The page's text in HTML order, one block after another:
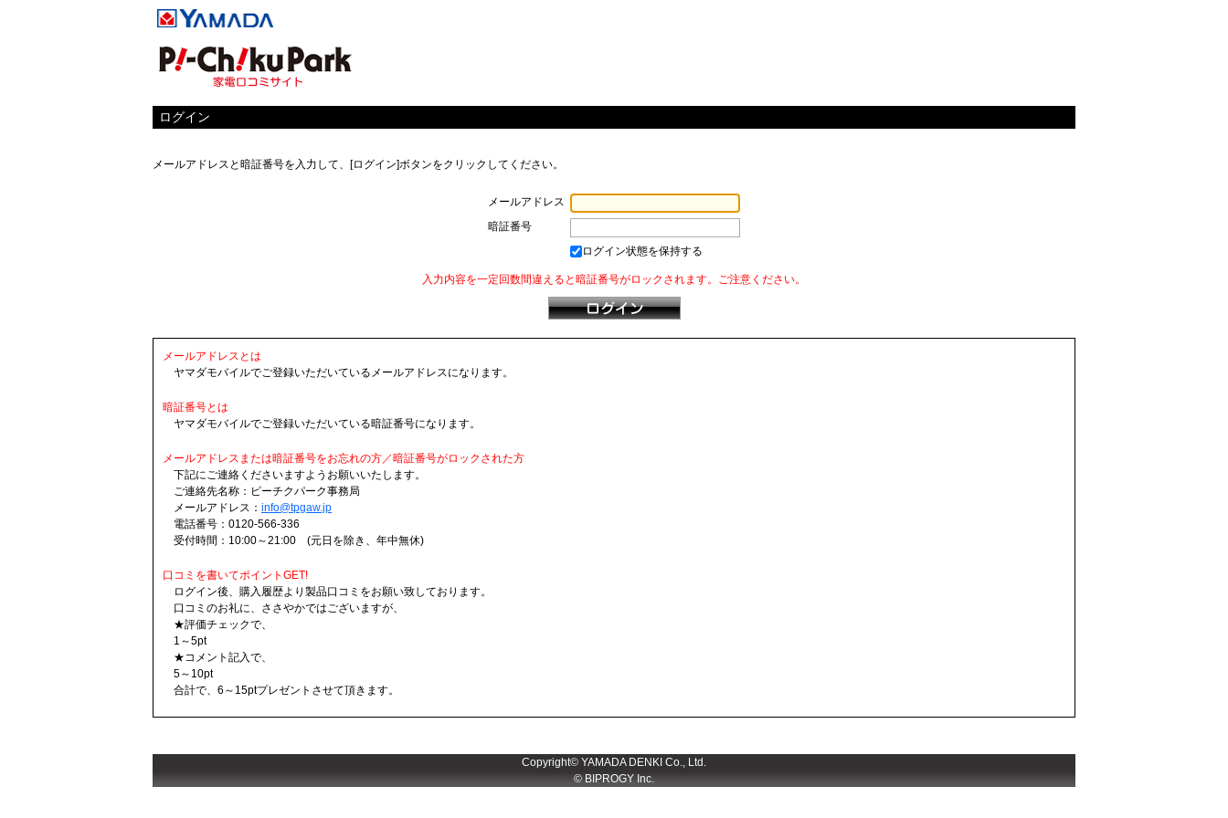
ログイン
メールアドレスと暗証番号を入力して、[ログイン]ボタンをクリックしてください。
メールアドレス
暗証番号
ログイン状態を保持する
入力内容を一定回数間違えると暗証番号がロックされます。ご注意ください。
メールアドレスとは
ヤマダモバイルでご登録いただいているメールアドレスになります。
暗証番号とは
ヤマダモバイルでご登録いただいている暗証番号になります。
メールアドレスまたは暗証番号をお忘れの方／暗証番号がロックされた方
下記にご連絡くださいますようお願いいたします。
ご連絡先名称：ピーチクパーク事務局
メールアドレス： info@tpgaw.jp
電話番号：0120-566-336
受付時間：10:00～21:00 (元日を除き、年中無休)
口コミを書いてポイントGET!
ログイン後、購入履歴より製品口コミをお願い致しております。
口コミのお礼に、ささやかではございますが、
★評価チェックで、
1～5pt
★コメント記入で、
5～10pt
合計で、6～15ptプレゼントさせて頂きます。
Copyright© YAMADA DENKI Co., Ltd.
© BIPROGY Inc.